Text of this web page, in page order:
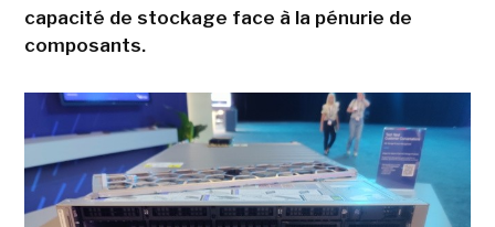
capacité de stockage face à la pénurie de
composants.